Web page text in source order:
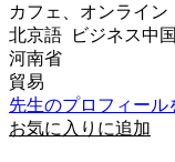
カフェ、オンライン
北京語 ビジネス中
河南省
貿易
先生のプロフィール
お気に入りに追加